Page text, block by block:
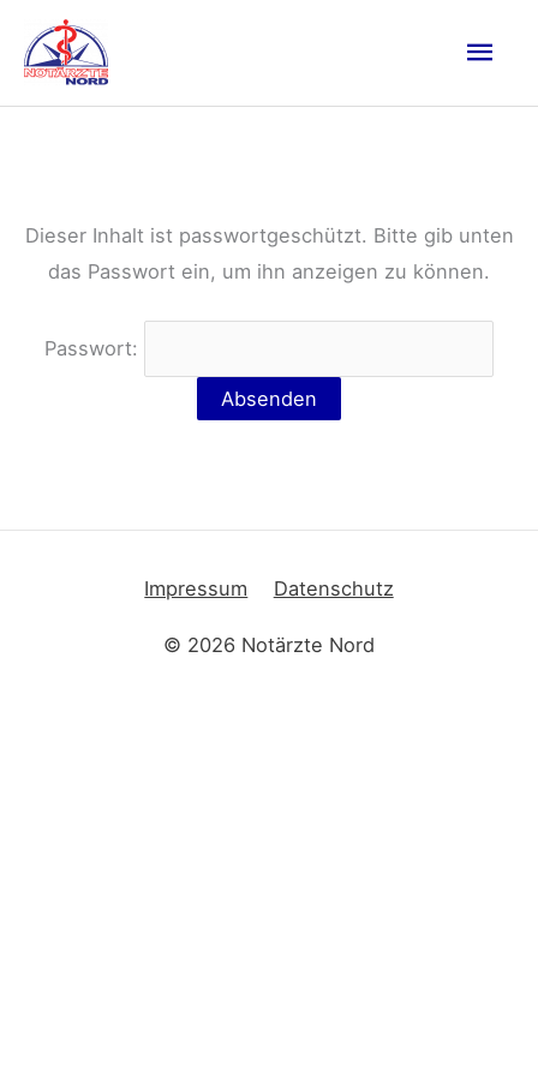
Inhalt
springen
Dieser Inhalt ist passwortgeschützt. Bitte gib unten
das Passwort ein, um ihn anzeigen zu können.
Passwort:
Impressum Datenschutz
© 2026 Notärzte Nord